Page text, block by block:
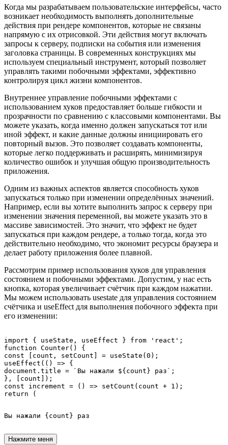
Когда мы разрабатываем пользовательские интерфейсы, часто
возникает необходимость выполнять дополнительные
действия при рендере компонентов, которые не связаны
напрямую с их отрисовкой. Эти действия могут включать
запросы к серверу, подписки на события или изменения
заголовка страницы. В современных конструкциях мы
используем специальный инструмент, который позволяет
управлять такими побочными эффектами, эффективно
контролируя цикл жизни компонентов.
Внутреннее управление побочными эффектами с
использованием хуков предоставляет больше гибкости и
прозрачности по сравнению с классовыми компонентами. Вы
можете указать, когда именно должен запускаться тот или
иной эффект, и какие данные должны инициировать его
повторный вызов. Это позволяет создавать компоненты,
которые легко поддерживать и расширять, минимизируя
количество ошибок и улучшая общую производительность
приложения.
Одним из важных аспектов является способность хуков
запускаться только при изменении определённых значений.
Например, если вы хотите выполнить запрос к серверу при
изменении значения переменной, вы можете указать это в
массиве зависимостей. Это значит, что эффект не будет
запускаться при каждом рендере, а только тогда, когда это
действительно необходимо, что экономит ресурсы браузера и
делает работу приложения более плавной.
Рассмотрим пример использования хуков для управления
состоянием и побочными эффектами. Допустим, у нас есть
кнопка, которая увеличивает счётчик при каждом нажатии.
Мы можем использовать usestate для управления состоянием
счётчика и useEffect для выполнения побочного эффекта при
его изменении:
import { useState, useEffect } from 'react';
function Counter() {
const [count, setCount] = useState(0);
useEffect(() => {
document.title = `Вы нажали ${count} раз`;
}, [count]);
const increment = () => setCount(count + 1);
Вы нажали {count} раз
Нажмите меня